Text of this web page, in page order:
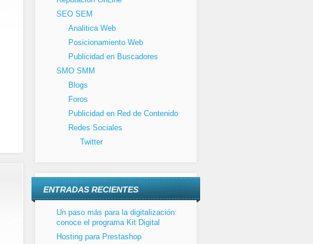
SEO SEM
Analitica Web
Posicionamiento Web
Publicidad en Buscadores
SMO SMM
Blogs
Foros
Publicidad en Red de Contenido
Redes Sociales
Twitter
ENTRADAS RECIENTES
Un paso más para la digitalización:
conoce el programa Kit Digital
Hosting para Prestashop